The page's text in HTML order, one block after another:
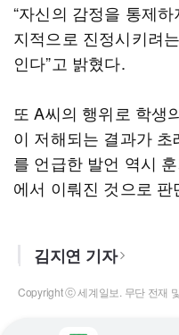
“자신의 감정을 통제
지적으로 진정시키려
인다”고 밝혔다.
또 A씨의 행위로 학생
이 저해되는 결과가
를 언급한 발언 역시
에서 이뤄진 것으로 판
김지연 기자
Copyright ⓒ 세계일보. 무단 전재